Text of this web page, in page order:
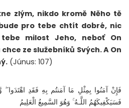
zlým, nikdo kromě Něho tě
pro tebe chtít dobré, nic
milost Jeho, neboť On
ze služebníků Svých. A On
(Júnus: 107)
فَإِنْ آمَنُوا بِمِثْلِ مَا آمَنتُم بِهِ فَقَدِ
فَسَيَكْفِيكَهُمُ اللَّـهُ ۚ وَهُوَ السَّمِيعُ الْعَلِيمُ